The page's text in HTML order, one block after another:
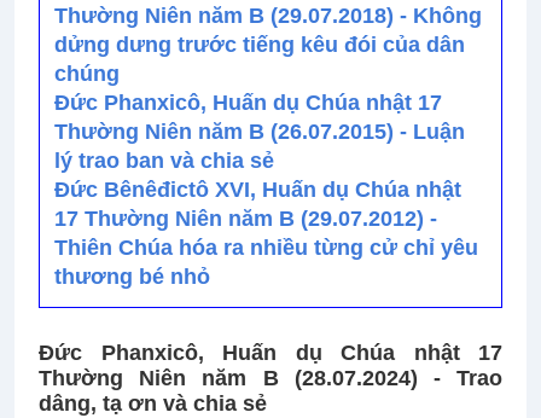
Thường Niên năm B (29.07.2018) - Không
dửng dưng trước tiếng kêu đói của dân
chúng
Đức Phanxicô, Huấn dụ Chúa nhật 17
Thường Niên năm B (26.07.2015) - Luận
lý trao ban và chia sẻ
Đức Bênêđictô XVI, Huấn dụ Chúa nhật
17 Thường Niên năm B (29.07.2012) -
Thiên Chúa hóa ra nhiều từng cử chỉ yêu
thương bé nhỏ
Đức Phanxicô, Huấn dụ Chúa nhật 17
Thường Niên năm B (28.07.2024) - Trao
dâng, tạ ơn và chia sẻ